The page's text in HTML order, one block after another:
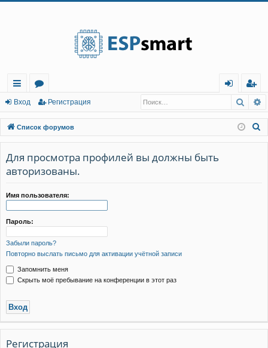
с
ы
лк
и
о
ру
м
ы
д
г
ис
тр
Вход Регистрация
Список форумов
Для просмотра профилей вы должны быть
авторизованы.
Имя пользователя:
Пароль:
Забыли пароль?
Повторно выслать письмо для активации учётной записи
Запомнить меня
Скрыть моё пребывание на конференции в этот раз
Регистрация